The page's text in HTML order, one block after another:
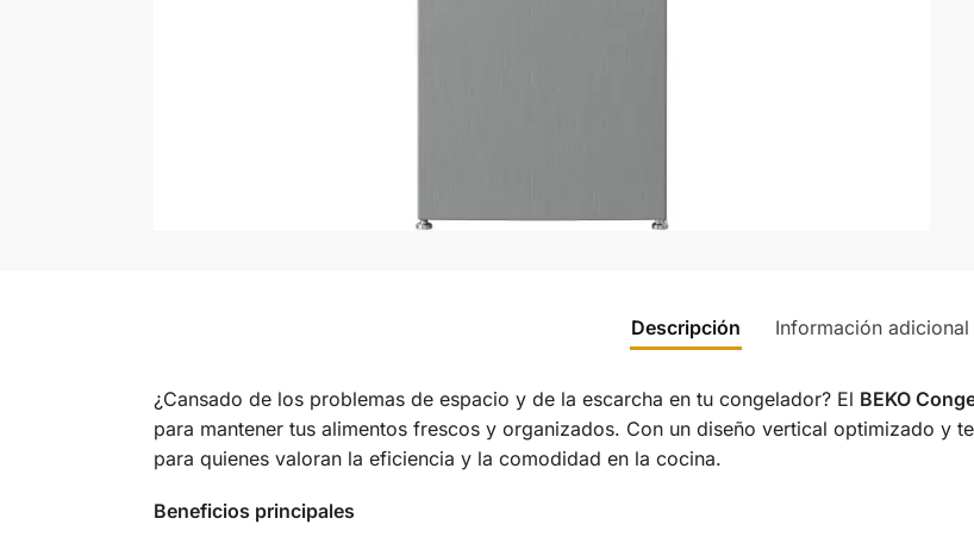
Descripción Información adicional
¿Cansado de los problemas de espacio y de la escarcha en tu congelador? El BEKO
para mantener tus alimentos frescos y organizados. Con un diseño vertical optimizado y
para quienes valoran la eficiencia y la comodidad en la cocina.
Beneficios principales